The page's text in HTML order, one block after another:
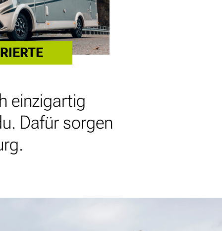
einzigartig
Dafür sorgen